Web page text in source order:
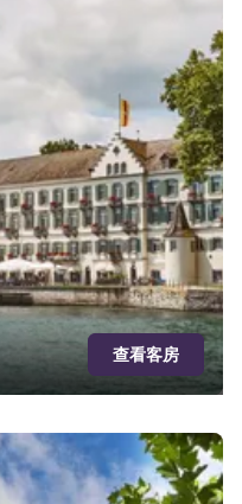
查看客房